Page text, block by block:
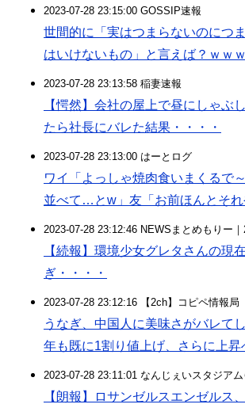
2023-07-28 23:15:00 GOSSIP速報
世間的に「実はつまらないのにつ
はいけないもの」と言えば？ｗｗｗ
2023-07-28 23:13:58 稲妻速報
【愕然】会社の屋上で昼にしゃぶ
たら社長にバレた結果・・・・
2023-07-28 23:13:00 はーとログ
ワイ「よっしゃ焼肉食いまくるで
並べて…とw」友「お前ほんとそれ
2023-07-28 23:12:46 NEWSまとめもりー
【続報】環境少女グレタさんの現
ぎ・・・・
2023-07-28 23:12:16 【2ch】コピペ情報局
うなぎ、中国人に美味さがバレて
年も既に1割り値上げ、さらに上昇
2023-07-28 23:11:01 なんじぇいスタジア
【朗報】ロサンゼルスエンゼルス